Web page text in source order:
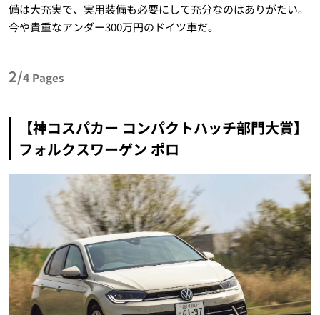
備は大充実で、実用装備も必要にして充分なのはありがたい。
今や貴重なアンダー300万円のドイツ車だ。
2/4 Pages
【神コスパカー コンパクトハッチ部門大賞】
フォルクスワーゲン ポロ